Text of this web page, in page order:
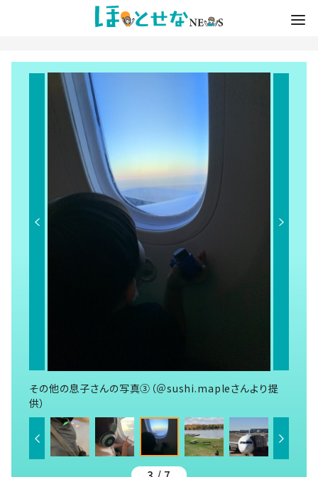
その他の息子さんの写真③（＠sushi.mapleさんより提
供）